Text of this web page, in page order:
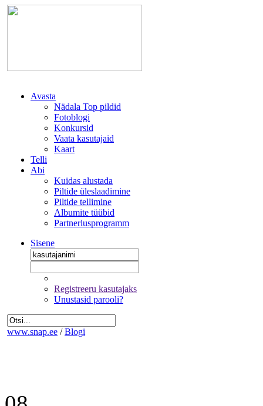
Avasta
Nädala Top pildid
Fotoblogi
Konkursid
Vaata kasutajaid
Kaart
Telli
Abi
Kuidas alustada
Piltide üleslaadimine
Piltide tellimine
Albumite tüübid
Partnerlusprogramm
Sisene
Registreeru kasutajaks
Unustasid parooli?
www.snap.ee / Blogi